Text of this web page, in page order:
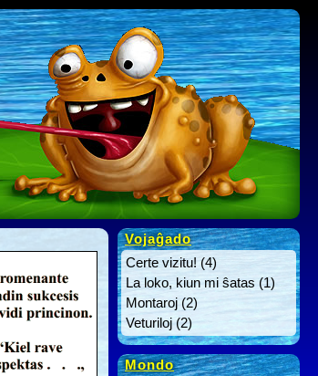
Vojaĝado
Certe vizitu! (4)
La loko, kiun mi ŝatas (1)
Montaroj (2)
Veturiloj (2)
Mondo